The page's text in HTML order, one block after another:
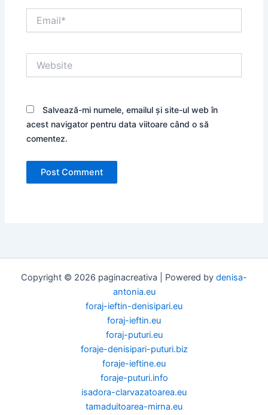
Salvează-mi numele, emailul și site-ul web în
acest navigator pentru data viitoare când o să
comentez.
Copyright © 2026 paginacreativa | Powered by denisa-
antonia.eu
foraj-ieftin-denisipari.eu
foraj-ieftin.eu
foraj-puturi.eu
foraje-denisipari-puturi.biz
foraje-ieftine.eu
foraje-puturi.info
isadora-clarvazatoarea.eu
tamaduitoarea-mirna.eu